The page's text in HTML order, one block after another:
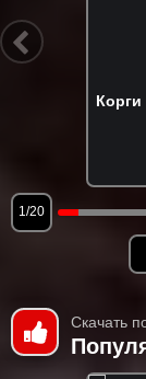
1/20
Скачать